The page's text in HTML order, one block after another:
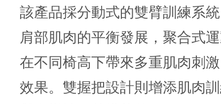
該產品採分動式的雙臂訓練系
肩部肌肉的平衡發展，聚合式
在不同椅高下帶來多重肌肉刺
效果。雙握把設計則增添肌肉